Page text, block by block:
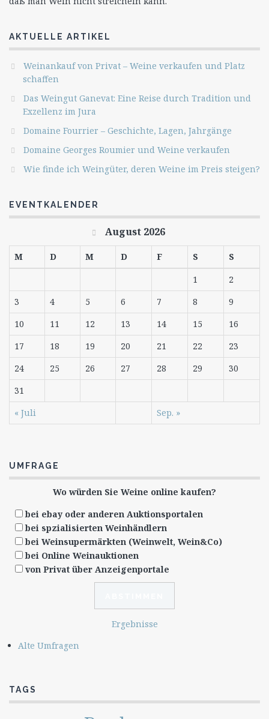
AKTUELLE ARTIKEL
Weinankauf von Privat – Weine verkaufen und Platz
schaffen
Das Weingut Ganevat: Eine Reise durch Tradition und
Exzellenz im Jura
Domaine Fourrier – Geschichte, Lagen, Jahrgänge
Domaine Georges Roumier und Weine verkaufen
Wie finde ich Weingüter, deren Weine im Preis steigen?
EVENTKALENDER
August 2026
M D M D F S
S
1
2
3
4 5 6 7 8
9
10
11 12 13 14 15
16
17
18 19 20 21 22
23
24
25 26 27 28 29
30
31
« Juli
Sep. »
UMFRAGE
Wo würden Sie Weine online kaufen?
bei ebay oder anderen Auktionsportalen
bei spzialisierten Weinhändlern
bei Weinsupermärkten (Weinwelt, Wein&Co)
bei Online Weinauktionen
von Privat über Anzeigenportale
Ergebnisse
Alte Umfragen
TAGS